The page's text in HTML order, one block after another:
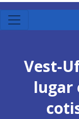
Vest-
lugar